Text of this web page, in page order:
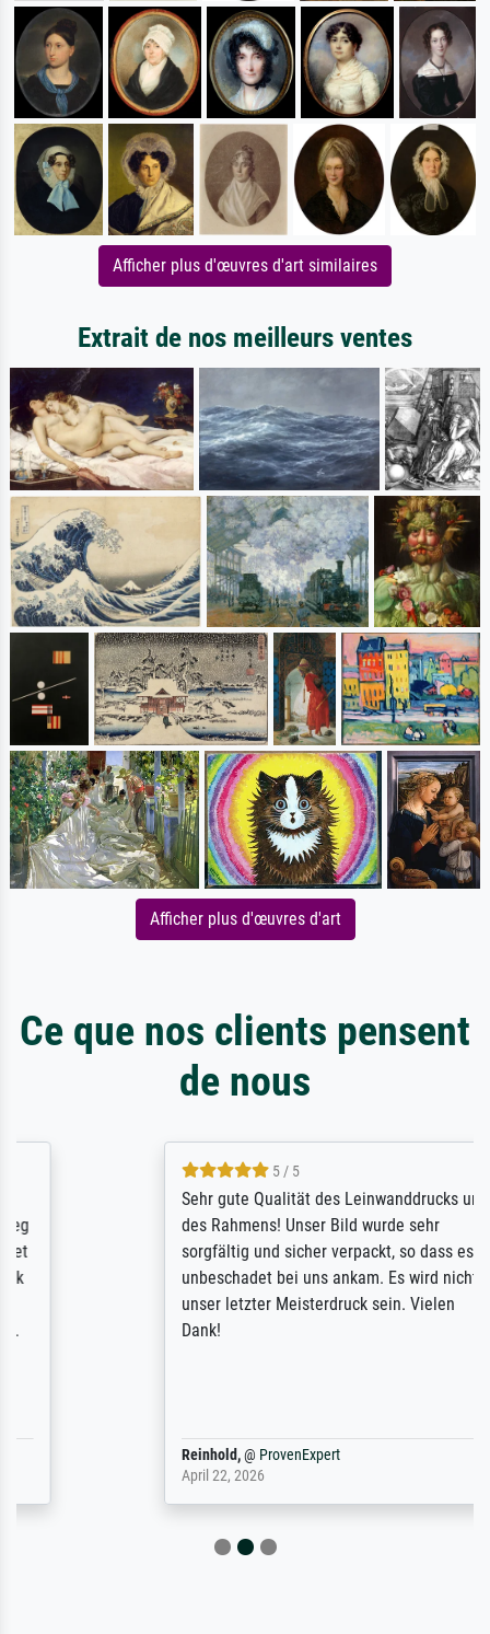
Afficher plus d'œuvres d'art similaires
Extrait de nos meilleurs ventes
Afficher plus d'œuvres d'art
Ce que nos clients pensent
de nous
5 / 5
Sehr gute Qualität des Leinwanddrucks und
des Rahmens! Unser Bild wurde sehr
sorgfältig und sicher verpackt, so dass es
unbeschadet bei uns ankam. Es wird nicht
unser letzter Meisterdruck sein. Vielen
ProvenExpert